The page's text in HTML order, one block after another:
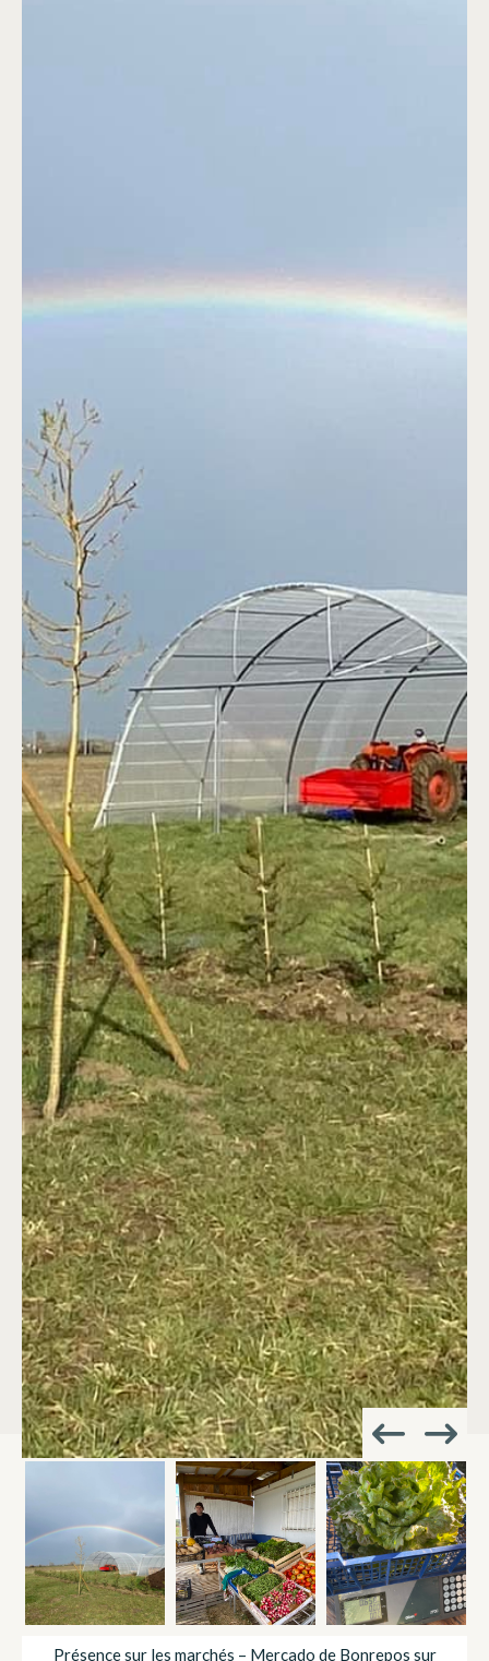
Présence sur les marchés – Mercado de Bonrepos sur